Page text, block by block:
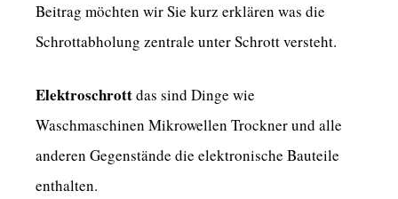
Beitrag möchten wir Sie kurz erklären was die
Schrottabholung zentrale unter Schrott versteht.
Elektroschrottdas sind Dinge wie
Waschmaschinen Mikrowellen Trockner und alle
anderen Gegenstände die elektronische Bauteile
enthalten.